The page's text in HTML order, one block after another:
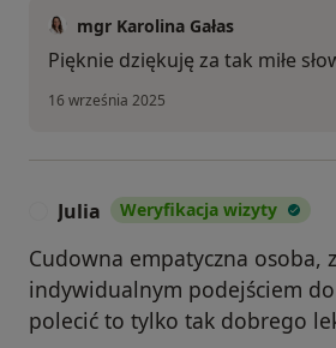
mgr Karolina Gałas
Pięknie dziękuję za tak miłe
16 września 2025
Julia Weryfikacja wizyty
Cudowna empatyczna osoba,
indywidualnym podejściem
polecić to tylko tak dobrego